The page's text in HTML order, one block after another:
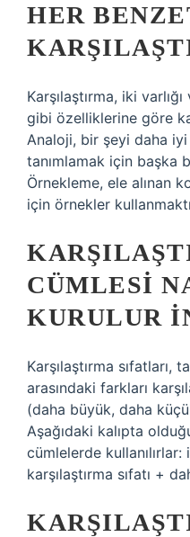
HER
Karşılaştırma, iki
gibi özelliklerine göre
Analoji, bir şeyi daha iyi
tanımlamak için başka
Örnekleme, ele alınan
için örnekler
CÜMLESI
KURULUR
Karşılaştırma sıfatları,
arasındaki farkları
(daha büyük, daha
Aşağıdaki kalıpta
cümlelerde
karşılaştırma sıfatı +